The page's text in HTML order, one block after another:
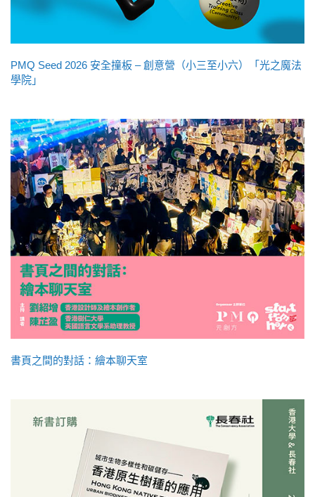
PMQ Seed 2026 安全撞板 – 創意營（小三至小六）「光之魔法
學院」
書頁之間的對話：繪本聊天室